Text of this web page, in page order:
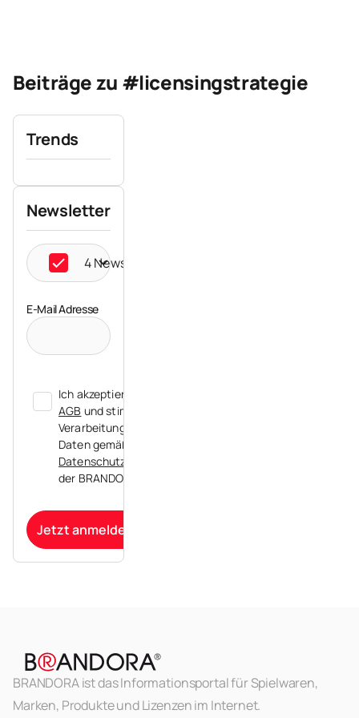
Beiträge zu #licensingstrategie
Trends
Newsletter
4 Newsletter ausgewählt
E-Mail Adresse
Ich akzeptiere die
AGB und stimme der
Verarbeitung meiner
Daten gemäß der
Datenschutzerklärung
der BRANDORA zu.
Jetzt anmelden
BRANDORA ist das Informationsportal für Spielwaren,
Marken, Produkte und Lizenzen im Internet.